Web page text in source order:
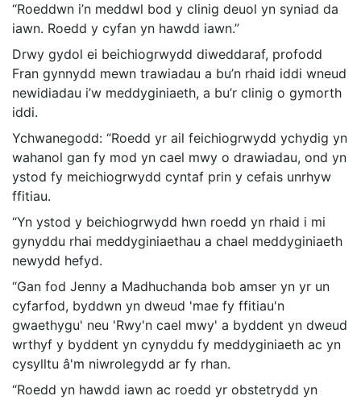
“Roeddwn i’n meddwl bod y clinig deuol yn syniad da
iawn. Roedd y cyfan yn hawdd iawn.”
Drwy gydol ei beichiogrwydd diweddaraf, profodd
Fran gynnydd mewn trawiadau a bu’n rhaid iddi wneud
newidiadau i’w meddyginiaeth, a bu’r clinig o gymorth
iddi.
Ychwanegodd: “Roedd yr ail feichiogrwydd ychydig yn
wahanol gan fy mod yn cael mwy o drawiadau, ond yn
ystod fy meichiogrwydd cyntaf prin y cefais unrhyw
ffitiau.
“Yn ystod y beichiogrwydd hwn roedd yn rhaid i mi
gynyddu rhai meddyginiaethau a chael meddyginiaeth
newydd hefyd.
“Gan fod Jenny a Madhuchanda bob amser yn yr un
cyfarfod, byddwn yn dweud 'mae fy ffitiau'n
gwaethygu' neu 'Rwy'n cael mwy' a byddent yn dweud
wrthyf y byddent yn cynyddu fy meddyginiaeth ac yn
cysylltu â'm niwrolegydd ar fy rhan.
“Roedd yn hawdd iawn ac roedd yr obstetrydd yn